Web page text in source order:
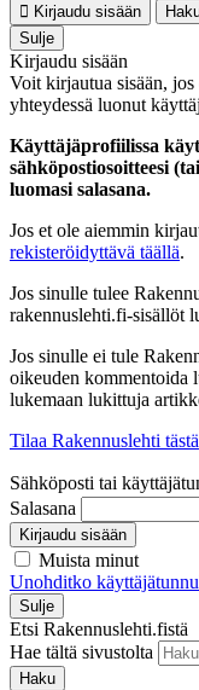
Kirjaudu sisään
Sulje
Kirjaudu sisään
Voit kirjautua sisään,
yhteydessä luonut
Käyttäjäprofiilissa
sähköpostiosoitteesi
luomasi salasana.
Jos et ole aiemmin
rekisteröidyttävä täällä.
Jos sinulle tulee
rakennuslehti.fi-sisällöt
Jos sinulle ei tule
oikeuden kommentoida
lukemaan lukittuja
Tilaa Rakennuslehti tästä
Sähköposti tai
Salasana
Kirjaudu sisään
Muista minut
Unohditko
Sulje
Etsi Rakennuslehti.fistä
Hae tältä sivustolta
Haku